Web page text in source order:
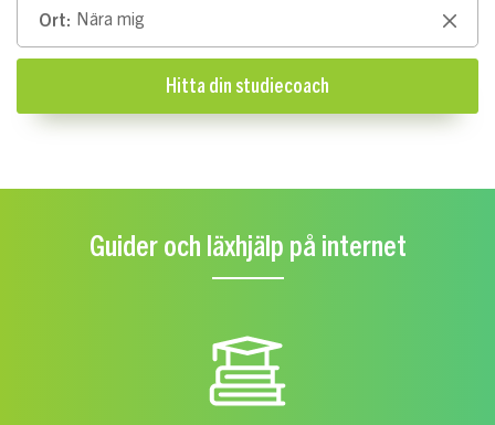
Ort: Clear
Hitta din studiecoach
Guider och läxhjälp på internet